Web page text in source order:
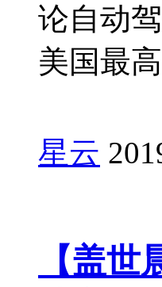
论自动
美国最
星云
【盖